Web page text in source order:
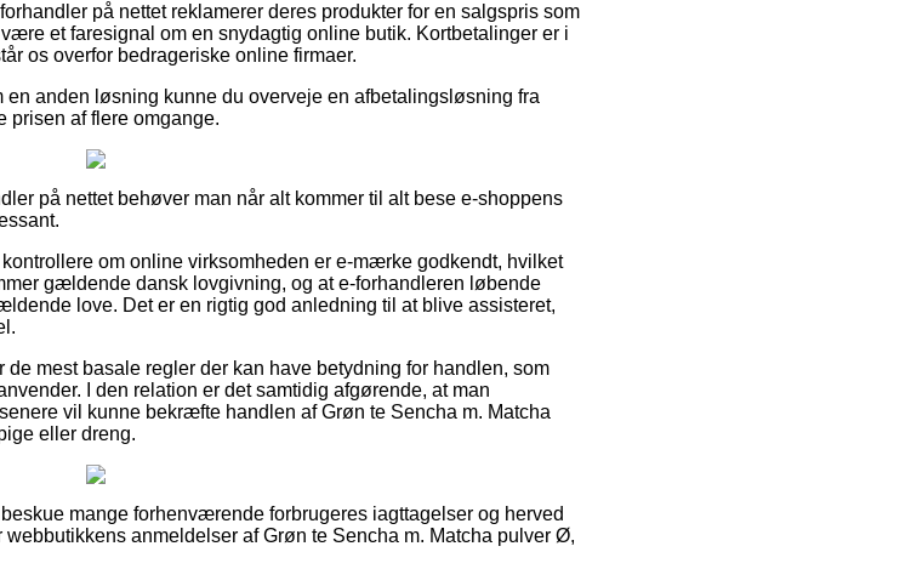
på nettet reklamerer deres produkter for en salgspris som
et faresignal om en snydagtig online butik. Kortbetalinger er i
os overfor bedrageriske online firmaer.
anden løsning kunne du overveje en afbetalingsløsning fra
prisen af flere omgange.
på nettet behøver man når alt kommer til alt bese e-shoppens
om online virksomheden er e-mærke godkendt, hvilket
gældende dansk lovgivning, og at e-forhandleren løbende
love. Det er en rigtig god anledning til at blive assisteret,
mest basale regler der kan have betydning for handlen, som
I den relation er det samtidig afgørende, at man
vil kunne bekræfte handlen af Grøn te Sencha m. Matcha
eller dreng.
mange forhenværende forbrugeres iagttagelser og herved
anmeldelser af Grøn te Sencha m. Matcha pulver Ø,